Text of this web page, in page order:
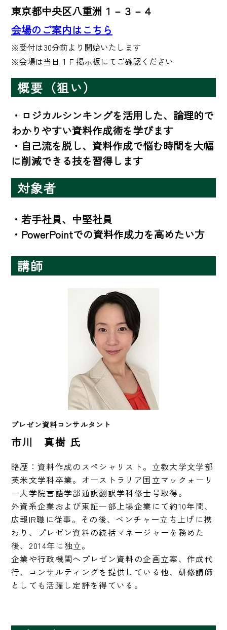
東京都中央区八重洲１－３－４
会場のご案内はこちら
※受付は30分前より開始いたします
※会場は当日１Ｆ掲示板にてご確認ください
概要（狙い）
・ロジカルシンキングを活用した、論理的で
わかりやすい資料作成術を学びます
・自己流を脱し、資料作成で悩む時間を大幅
に削減できる技を習得します
対象者
・若手社員、中堅社員
・PowerPointでの資料作成力を高めたい方
講師
プレゼン資料コンサルタント
市川 真樹 氏
略歴：資料作成のスペシャリスト。立教大学文学部
英米文学科卒業。オーストラリア国立マックォーリ
ー大学院言語学部通訳翻訳学科修士号取得。
外資系企業および東証一部上場企業にて約10年間、
広報IR職に従事。その後、ベンチャー立ち上げに携
わり、プレゼン資料の統括マネージャーを務めた
後、2014年に独立。
企業や行政機関へプレゼン資料の企画立案、作成代
行、コンサルティングを提供している他、研修講師
としても活躍し定評を得ている。